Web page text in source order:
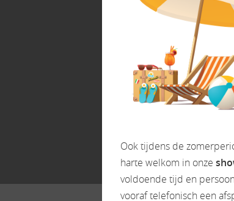
Ook tijdens de
harte welkom in onze
voldoende tijd en
vooraf telefonisch een